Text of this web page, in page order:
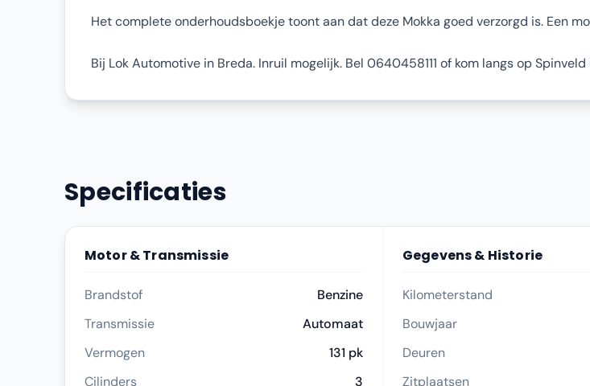
Het complete onderhoudsboekje toont aan dat deze Mokka goed verzorgd is. Een
Bij Lok Automotive in Breda. Inruil mogelijk. Bel 0640458111 of kom langs op Spinveld
Specificaties
Motor & Transmissie
Brandstof
Benzine
Transmissie
Automaat
Vermogen
131 pk
Cilinders
3
Gegevens & Historie
Kilometerstand
Bouwjaar
Deuren
Zitplaatsen